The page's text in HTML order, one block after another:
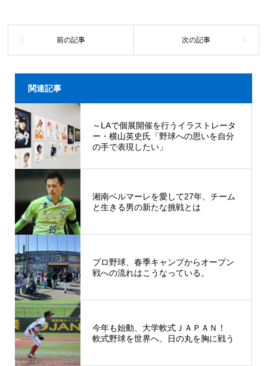
関連記事
～LAで個展開催を行うイラストレータ
ー・横山英史氏「野球への思いを自分
の手で表現したい」
湘南ベルマーレを愛して27年、チーム
と生きる男の新たな挑戦とは
プロ野球、春季キャンプからオープン
戦への流れはこうなっている。
今年も始動、大学軟式ＪＡＰＡＮ！
軟式野球を世界へ、日の丸を胸に戦う